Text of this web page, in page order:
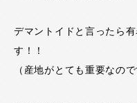
デマントイドと言ったら
す！！
（産地がとても重要なので